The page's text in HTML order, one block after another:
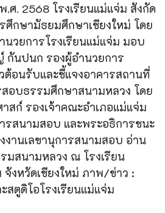
ศ. 2568 โรงเรียนแม่แจ่ม สังกัด
ศึกษามัธยมศึกษาเชียงใหม่ โดย
นวยการโรงเรียนแม่แจ่ม มอบ
กันปนก รองผู้อำนวยการ
ต้อนรับและชี้แจงอาคารสถานที่
สอบธรรมศึกษาสนามหลวง โดย
สก์ รองเจ้าคณะอำเภอแม่แจ่ม
รสนามสอบ และพระอธิการชนะ
านเลขานุการสนามสอบ อ่าน
มสนามหลวง ณ โรงเรียน
จังหวัดเชียงใหม่ ภาพ/ข่าว :
ตูดิโอโรงเรียนแม่แจ่ม